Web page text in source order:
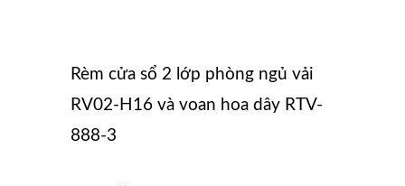
Rèm cửa sổ 2 lớp phòng ngủ vải
RV02-H16 và voan hoa dây RTV-
888-3